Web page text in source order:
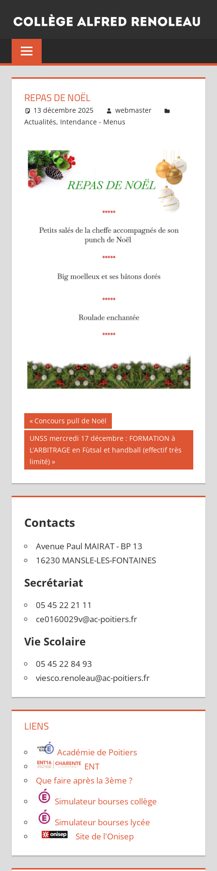
REPAS DE NOËL
13 décembre 2025
webmaster
Actualités, Intendance - Menus
Navigation
de
l’article
Publication
précédente :
Concours pull de Noël
Publication
suivante :
UNSS mercredi 17 décembre : FORMATION à
L’ARBITRAGE en Fùtsal et handball (effectif très
limité)
Contacts
Avenue Paul MAIRAT - BP 13
16230 MANSLE-LES-FONTAINES
Secrétariat
05 45 22 21 11
ce0160029v@ac-poitiers.fr
Vie Scolaire
05 45 22 84 93
viesco.renoleau@ac-poitiers.fr
LIENS
Académie de Poitiers
ENT
Que faire après la 3ème ?
Simulateur bourses collège
Simulateur bourses lycée
Site de l'Onisep